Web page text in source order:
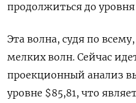
продолжиться до уровня
Эта волна, судя по
мелких волн. Сейчас
проекционный анализ
уровне $85,81, что